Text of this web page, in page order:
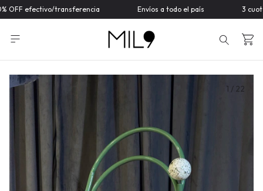
OFF efectivo/transferencia Envíos a todo el país 3
1 / 22